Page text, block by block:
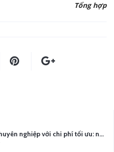
Tổng hợp
Làm MV chuyên nghiệp với chi phí tối ưu: nên chọn quay thực tế hay video AI?